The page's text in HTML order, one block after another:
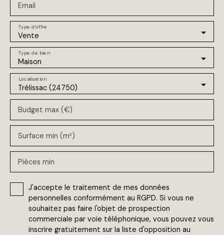
Email
Vente
Type d'offre
Maison
Type de bien
Trélissac (24750)
Localisation
Budget max (€)
Surface min (m²)
Pièces min
J'accepte le traitement de mes données
personnelles conformément au RGPD. Si vous ne
souhaitez pas faire l'objet de prospection
commerciale par voie téléphonique, vous pouvez vous
inscrire gratuitement sur la liste d'opposition au